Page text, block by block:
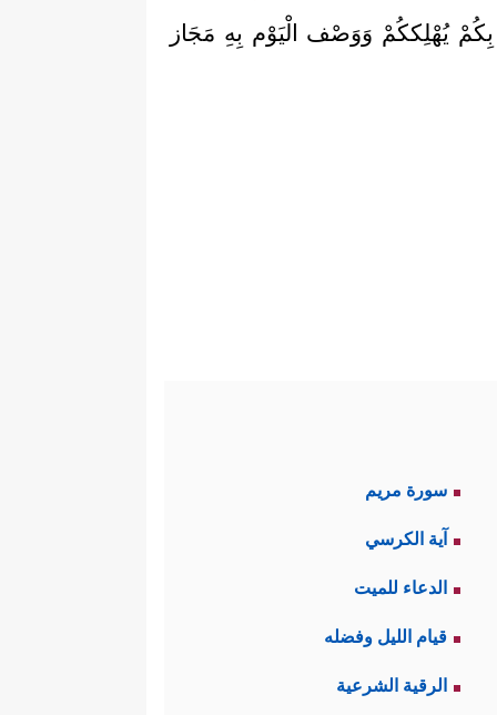
بِكُمْ يُهْلِككُمْ وَوَصْف الْيَوْم بِهِ مَجَاز
سورة مريم
آية الكرسي
الدعاء للميت
قيام الليل وفضله
الرقية الشرعية